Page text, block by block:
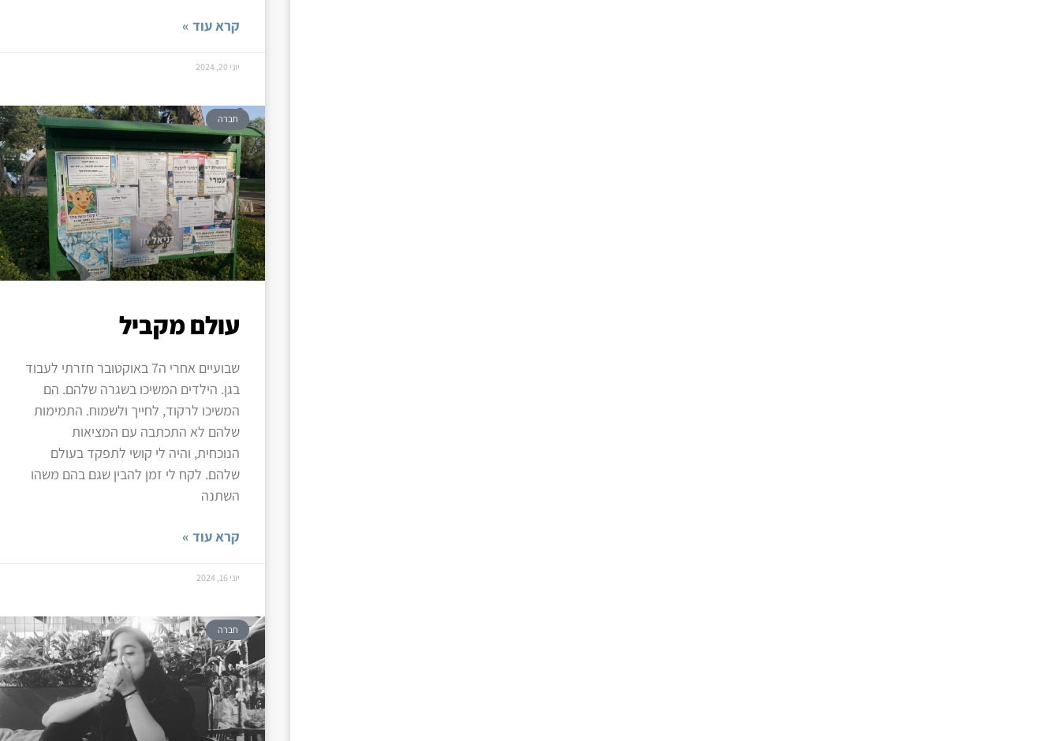
קרא עוד »
יוני 20, 2024
חברה
עולם מקביל
שבועיים אחרי ה7 באוקטובר חזרתי לעבוד
בגן. הילדים המשיכו בשגרה שלהם. הם
המשיכו לרקוד, לחייך ולשמוח. התמימות
שלהם לא התכתבה עם המציאות
הנוכחית, והיה לי קושי לתפקד בעולם
שלהם. לקח לי זמן להבין שגם בהם משהו
השתנה
קרא עוד »
יוני 16, 2024
חברה